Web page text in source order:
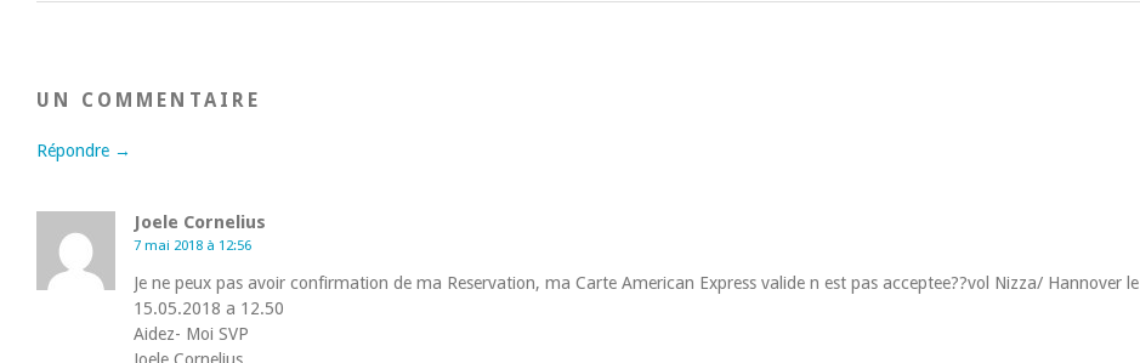
UN COMMENTAIRE
Répondre →
Joele Cornelius
7 mai 2018 à 12:56
Je ne peux pas avoir confirmation de ma Reservation, ma Carte American Express valide n est pas acceptee??vol Nizza/ Hannover le
15.05.2018 a 12.50
Aidez- Moi SVP